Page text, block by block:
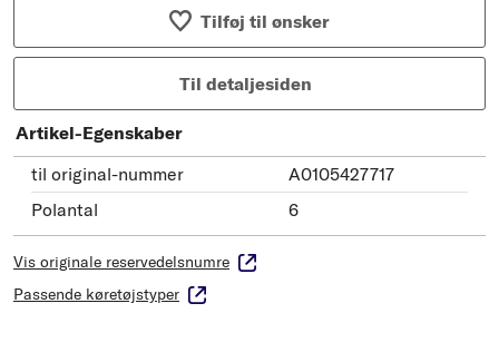
Tilføj til ønsker
Til detaljesiden
Artikel-Egenskaber
til original-nummer
A0105427717
Polantal
6
Vis originale reservedelsnumre
Passende køretøjstyper